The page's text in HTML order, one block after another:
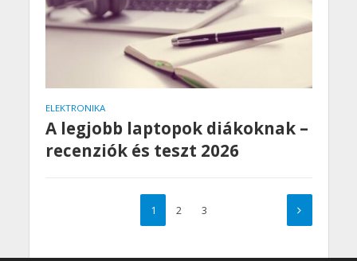
ELEKTRONIKA
A legjobb laptopok diákoknak –
recenziók és teszt 2026
1 2 3